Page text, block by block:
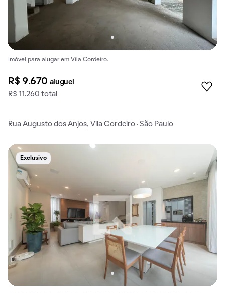
Imóvel para alugar em Vila Cordeiro.
R$ 9.670 aluguel
R$ 11.260 total
Rua Augusto dos Anjos, Vila Cordeiro · São Paulo
Exclusivo